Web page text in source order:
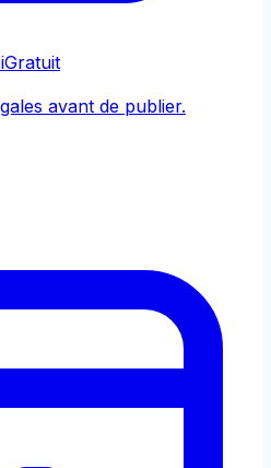
Gratuit
avant de publier.